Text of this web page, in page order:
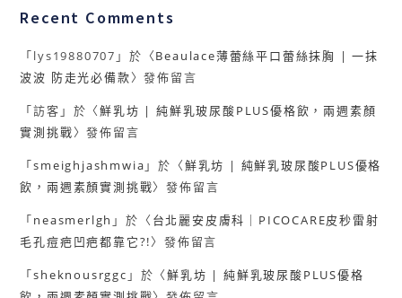
Recent Comments
「lys19880707 」於〈Beaulace薄蕾絲平口蕾絲抹胸 | 一抹
波波 防走光必備款〉發佈留言
「訪客 」於〈鮮乳坊 | 純鮮乳玻尿酸PLUS優格飲，兩週素顏
實測挑戰〉發佈留言
「smeighjashmwia 」於〈鮮乳坊 | 純鮮乳玻尿酸PLUS優格
飲，兩週素顏實測挑戰〉發佈留言
「neasmerlgh 」於〈 台北麗安皮膚科｜PICOCARE皮秒雷射
毛孔痘疤凹疤都靠它?!〉發佈留言
「sheknousrggc 」於〈鮮乳坊 | 純鮮乳玻尿酸PLUS優格